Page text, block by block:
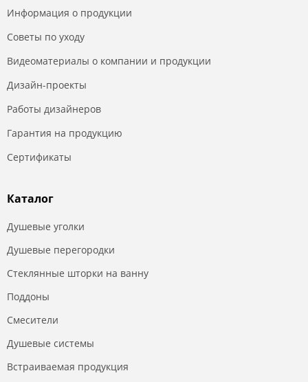
Информация о продукции
Советы по уходу
Видеоматериалы о компании и продукции
Дизайн-проекты
Работы дизайнеров
Гарантия на продукцию
Сертификаты
Каталог
Душевые уголки
Душевые перегородки
Стеклянные шторки на ванну
Поддоны
Смесители
Душевые системы
Встраиваемая продукция